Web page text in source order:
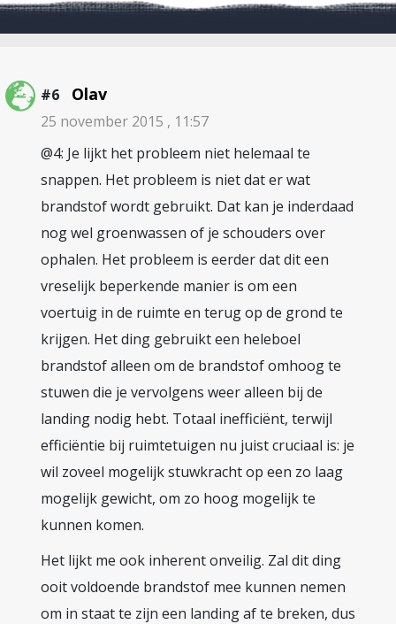
#6 Olav
25 november 2015 , 11:57
@4: Je lijkt het probleem niet helemaal te
snappen. Het probleem is niet dat er wat
brandstof wordt gebruikt. Dat kan je inderdaad
nog wel groenwassen of je schouders over
ophalen. Het probleem is eerder dat dit een
vreselijk beperkende manier is om een
voertuig in de ruimte en terug op de grond te
krijgen. Het ding gebruikt een heleboel
brandstof alleen om de brandstof omhoog te
stuwen die je vervolgens weer alleen bij de
landing nodig hebt. Totaal inefficiënt, terwijl
efficiëntie bij ruimtetuigen nu juist cruciaal is: je
wil zoveel mogelijk stuwkracht op een zo laag
mogelijk gewicht, om zo hoog mogelijk te
kunnen komen.
Het lijkt me ook inherent onveilig. Zal dit ding
ooit voldoende brandstof mee kunnen nemen
om in staat te zijn een landing af te breken, dus